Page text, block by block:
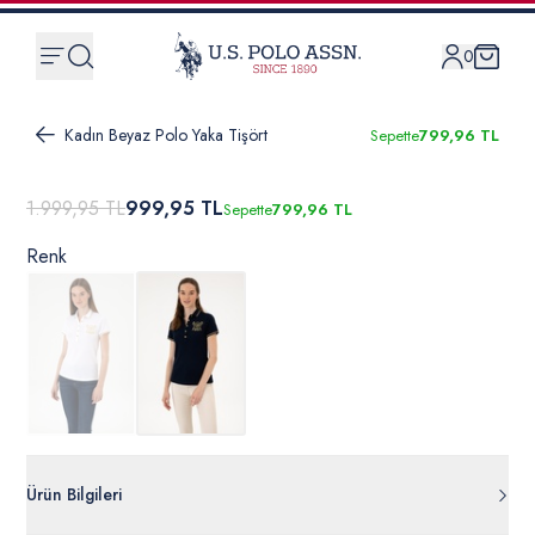
0
Kadın Beyaz Polo Yaka Tişört Sepette799,96 TL
1.999,95 TL999,95 TLSepette799,96 TL
Renk
Ürün Bilgileri